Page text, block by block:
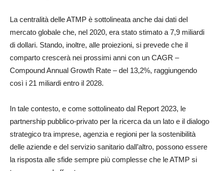
La centralità delle ATMP è sottolineata anche dai dati del
mercato globale che, nel 2020, era stato stimato a 7,9 miliardi
di dollari. Stando, inoltre, alle proiezioni, si prevede che il
comparto crescerà nei prossimi anni con un CAGR –
Compound Annual Growth Rate – del 13,2%, raggiungendo
così i 21 miliardi entro il 2028.
In tale contesto, e come sottolineato dal Report 2023, le
partnership pubblico-privato per la ricerca da un lato e il dialogo
strategico tra imprese, agenzia e regioni per la sostenibilità
delle aziende e del servizio sanitario dall’altro, possono essere
la risposta alle sfide sempre più complesse che le ATMP si